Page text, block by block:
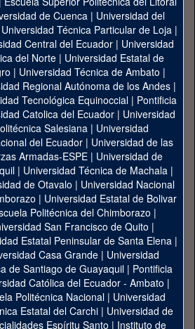
de Cuenca| Universidad del
Universidad Técnica Particular de Loja|
Central del Ecuador| Universidad
del Norte | Universidad Estatal de
| Universidad Técnica de Ambato |
Regional Autónoma de los Andes|
Tecnológica Equinoccial| Pontificia
Catolica del Ecuador | Universidad
Salesiana | Universidad
del Ecuador | Universidad de las
Armadas-ESPE | Universidad de
| Universidad Técnica de Machala|
de Otavalo | Universidad Nacional
| Universidad Estatal de Bolivar
Politécnica del Chimborazo |
San Francisco de Quito |
Estatal Peninsular de Santa Elena|
Casa Grande | Universidad
de Santiago de Guayaquil| Pontificia
Católica del Ecuador - Ambato |
Politécnica Nacional| Universidad
Estatal del Carchi| Universidad de
Espíritu Santo | Instituto de